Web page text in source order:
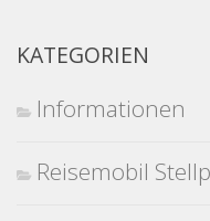
KATEGORIEN
Informationen
Reisemobil